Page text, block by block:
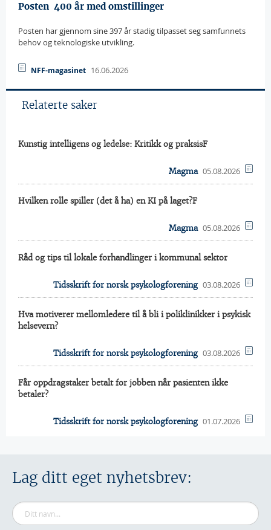
Posten  400 år med omstillinger
Posten har gjennom sine 397 år stadig tilpasset seg samfunnets
behov og teknologiske utvikling.
NFF-magasinet 16.06.2026
Relaterte saker
Kunstig intelligens og ledelse: Kritikk og praksisF
Magma 05.08.2026
Hvilken rolle spiller (det å ha) en KI på laget?F
Magma 05.08.2026
Råd og tips til lokale forhandlinger i kommunal sektor
Tidsskrift for norsk psykologforening 03.08.2026
Hva motiverer mellomledere til å bli i poliklinikker i psykisk
helsevern?
Tidsskrift for norsk psykologforening 03.08.2026
Får oppdragstaker betalt for jobben når pasienten ikke
betaler?
Tidsskrift for norsk psykologforening 01.07.2026
Lag ditt eget nyhetsbrev: